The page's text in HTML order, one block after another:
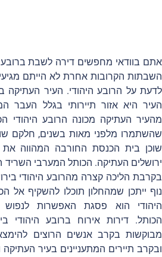
בוודאי מחפשים דירה לשבת ברובע
הקרובות אחרת לא הייתם
על הרובע היהודי. העיר העתיקה
היא אזור תיירותי בגלל העבר
העתיקה מכונה הרובע היהודי
מלפני מאות בשנים, חלקם
בית הכנסת החורבה המהווה את
העתיקה. הכותל המערבי השריד
הליכה קצרה מהרובע היהודי
ייתכן שמהחלון תוכלו להשקיף אל
הוא פסגת האפשרות לנפוש
דירות אירוח ברובע היהודי
בקרב אנשים הרוצים
תיירים המתעניינים בעיר העתיקה